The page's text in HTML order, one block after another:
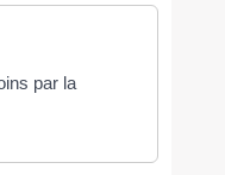
par la